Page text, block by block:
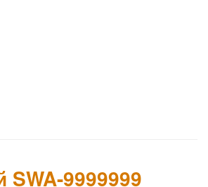
SWA-9999999